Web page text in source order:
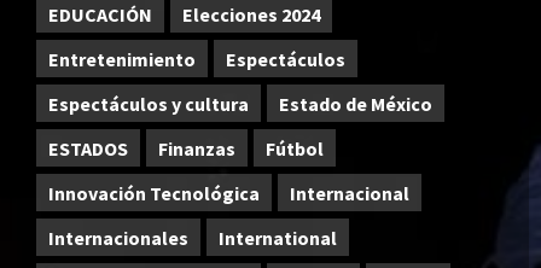
EDUCACIÓN
Elecciones 2024
Entretenimiento
Espectáculos
Espectáculos y cultura
Estado de México
ESTADOS
Finanzas
Fútbol
Innovación Tecnológica
Internacional
Internacionales
International